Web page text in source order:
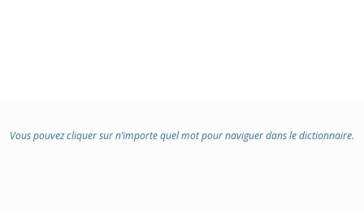
Vous pouvez cliquer sur n’importe quel mot pour naviguer dans le dictionnaire.